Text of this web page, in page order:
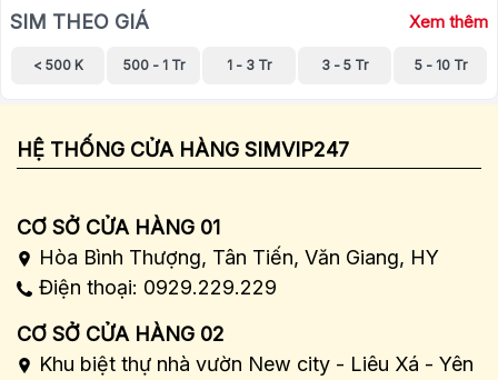
SIM THEO GIÁ Xem thêm
< 500 K 500 - 1 Tr 1 - 3 Tr 3 - 5 Tr 5 - 10 Tr
HỆ THỐNG CỬA HÀNG SIMVIP247
CƠ SỞ CỬA HÀNG 01
Hòa Bình Thượng, Tân Tiến, Văn Giang, HY
Điện thoại: 0929.229.229
CƠ SỞ CỬA HÀNG 02
Khu biệt thự nhà vườn New city - Liêu Xá - Yên